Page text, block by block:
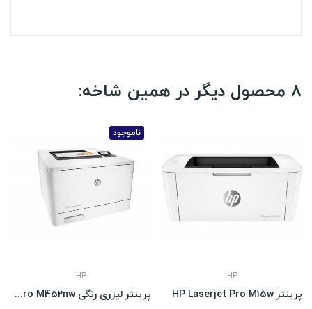
8 محصول دیگر در همین شاخه:
ناموجود
HP
پرینتر لیزری رنگی HP Color LaserJet Pro M452nw
HP
پرینتر HP Laserjet Pro M15w